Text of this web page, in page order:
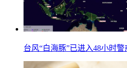
台风“白海豚”已进入48小时